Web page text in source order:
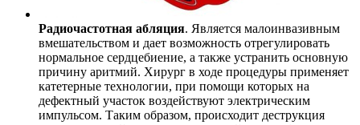
Радиочастотная абляция. Является малоинвазивным
вмешательством и дает возможность отрегулировать
нормальное сердцебиение, а также устранить основную
причину аритмий. Хирург в ходе процедуры применяет
катетерные технологии, при помощи которых на
дефектный участок воздействуют электрическим
импульсом. Таким образом, происходит деструкция